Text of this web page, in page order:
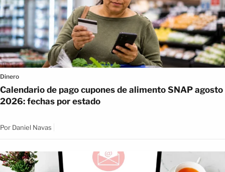
Dinero
Calendario de pago cupones de alimento SNAP agosto
2026: fechas por estado
Por Daniel Navas